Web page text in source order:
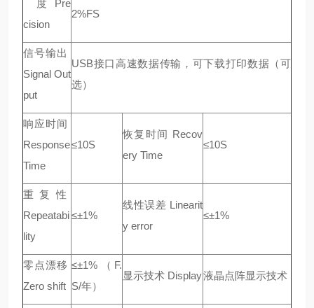
度 Pre
cision
2%FS
信号输出
Signal Out
put
USB接口高速数据传输，可下载打印数据（可
选）
响应时间
Response
Time
≤10S
恢复时间 Recov
ery Time
≤10S
重 复 性
Repeatabi
lity
≤±1%
线性误差 Linearit
y error
≤±1%
零点漂移
Zero shift
≤±1%（F.
S/年）
显示技术 Display液晶点阵显示技术